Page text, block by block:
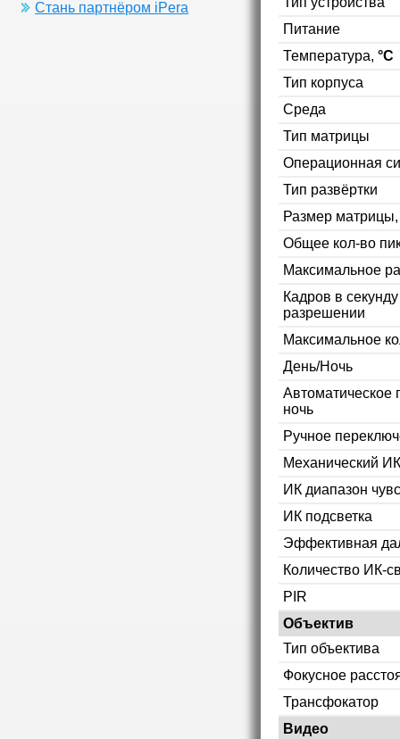
Стань партнёром iPera
Питание
Температура, °C
Тип корпуса
Среда
Тип матрицы
Операционная
Тип развёртки
Размер
Общее кол-во
Максимальное
Кадров в
разрешении
Максимальное
День/Ночь
Автоматическое
ночь
Ручное
Механический
ИК диапазон
ИК подсветка
Эффективная
Количество ИК-
PIR
Объектив
Тип объектива
Фокусное
Трансфокатор
Видео